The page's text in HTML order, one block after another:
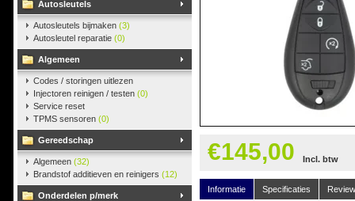
Autosleutels
Autosleutels bijmaken (3)
Autosleutel reparatie (0)
Algemeen
Codes / storingen uitlezen
Injectoren reinigen / testen (0)
Service reset
TPMS sensoren (0)
Gereedschap
Algemeen (32)
Brandstof additieven en reinigers (12)
Onderdelen p/merk
€145,00 Incl. btw
Informatie Specificaties